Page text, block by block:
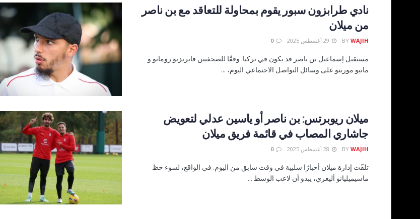
نادي طرابزون سبور يقوم بمحاولة للتعاقد مع بن ناصر
من ميلان
BY WAJIH
0
مستقبل إسماعيل بن ناصر قد يكون في تركيا. وفقًا للصحفيين فابريزيو رومانو و
ماتيو موريتو على وسائل التواصل الاجتماعي اليوم، ...
ميلان ريوبرتس: بن ناصر أو ياسين عدلي لتعويض
جاشاري المصاب في قائمة فريق ميلان
BY WAJIH
0
تلقّت إدارة ميلان أخبارًا سلبية في وقت سابق من اليوم. في الواقع، لسوء حظ
ماسيميليانو أليغري، يبدو أن لاعب الوسط ...